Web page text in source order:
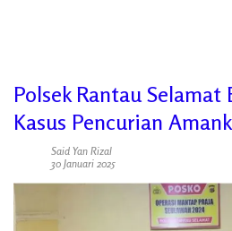
Polsek Rantau Selamat
Kasus Pencurian
Said Yan Rizal
30 Januari 2025